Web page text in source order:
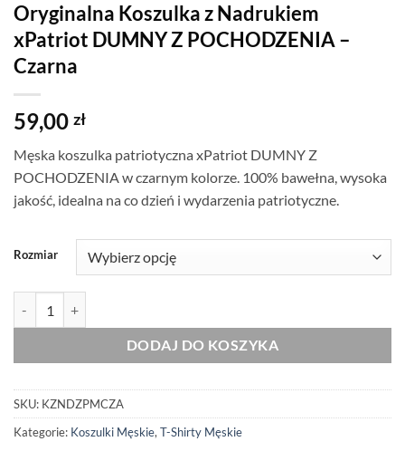
Oryginalna Koszulka z Nadrukiem
xPatriot DUMNY Z POCHODZENIA –
Czarna
59,00 zł
Męska koszulka patriotyczna xPatriot DUMNY Z
POCHODZENIA w czarnym kolorze. 100% bawełna, wysoka
jakość, idealna na co dzień i wydarzenia patriotyczne.
Rozmiar
DODAJ DO KOSZYKA
SKU: KZNDZPMCZA
Kategorie: Koszulki Męskie, T-Shirty Męskie